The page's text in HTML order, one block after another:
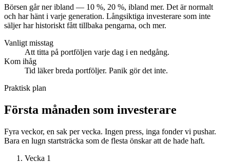
Börsen går ner ibland — 10 %, 20 %, ibland mer. Det är normalt
och har hänt i varje generation. Långsiktiga investerare som inte
säljer har historiskt fått tillbaka pengarna, och mer.
Vanligt misstag
Att titta på portföljen varje dag i en nedgång.
Kom ihåg
Tid läker breda portföljer. Panik gör det inte.
Praktisk plan
Första månaden som investerare
Fyra veckor, en sak per vecka. Ingen press, inga fonder vi pushar.
Bara en lugn startsträcka som de flesta önskar att de hade haft.
Vecka 1